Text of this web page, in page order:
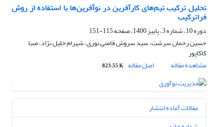
تحلیل ترکیب تیم‌های کارآفرین در نوآفرین‌ها با استفاده از روش
فراترکیب
دوره 10، شماره 3، پاییز 1400، صفحه
115-151
حسین رحمان سرشت، سید سروش قاضی نوری، شهرام خلیل نژاد، صبا
کاکاپور
مشاهده مقاله
اصل مقاله 823.55 K
مقالات آماده انتشار